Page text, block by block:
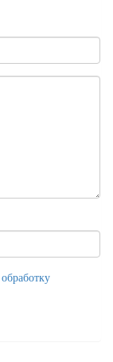
обработку